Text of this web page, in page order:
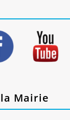
Mairie